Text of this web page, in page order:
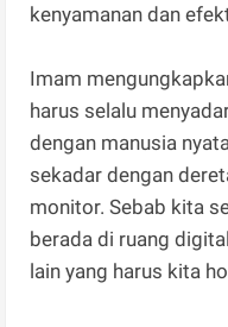
kenyamanan dan
Imam
harus selalu
dengan manusia
sekadar dengan
monitor. Sebab kita
berada di ruang
lain yang harus kita